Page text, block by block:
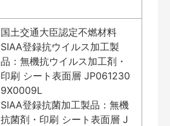
国土交通大臣認定不燃材料
SIAA登録抗ウイルス加工製
品：無機抗ウイルス加工剤・
印刷 シート表面層 JP061230
9X0009L
SIAA登録抗菌加工製品：無機
抗菌剤・印刷 シート表面層 J